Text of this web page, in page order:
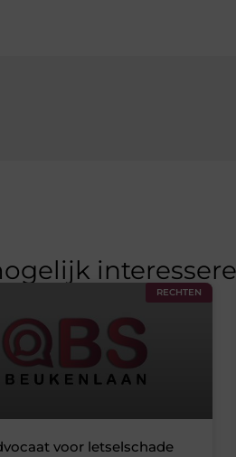
RECHTEN
voor letselschade